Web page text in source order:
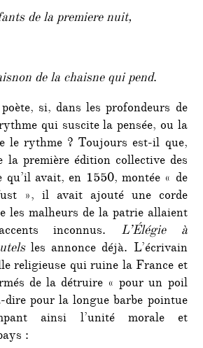
de la premiere nuit,
de la chaisne qui pend.
si, dans les profondeurs de
qui suscite la pensée, ou la
le rythme ? Toujours est-il que,
la première édition collective des
avait, en 1550, montée « de
», il avait ajouté une corde
les malheurs de la patrie allaient
inconnus. L’Élégie à
les annonce déjà. L’écrivain
religieuse qui ruine la France et
de la détruire « pour un poil
dire pour la longue barbe pointue
ainsi l’unité morale et
: